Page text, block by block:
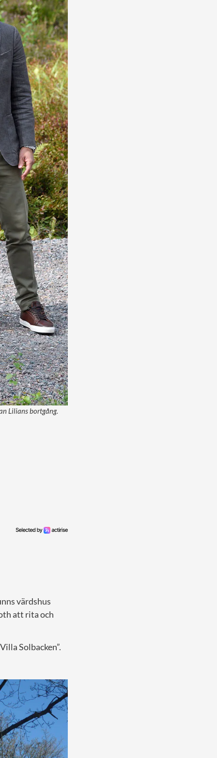
Lilians bortgång.
värdshus
att rita och
Solbacken”.